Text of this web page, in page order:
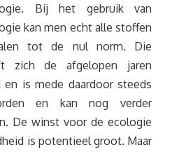
Bij het gebruik van
kan men echt alle stoffen
tot de nul norm. Die
zich de afgelopen jaren
is mede daardoor steeds
en kan nog verder
De winst voor de ecologie
is potentieel groot. Maar